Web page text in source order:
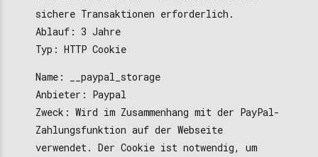
sichere Transaktionen erforderlich.
Ablauf: 3 Jahre
Typ: HTTP Cookie
Name: __paypal_storage
Anbieter: Paypal
Zweck: Wird im Zusammenhang mit der PayPal-
Zahlungsfunktion auf der Webseite
verwendet. Der Cookie ist notwendig, um